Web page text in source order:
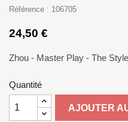
Référence : 106705
24,50 €
Zhou - Master Play - The
Quantité
AJOUTER